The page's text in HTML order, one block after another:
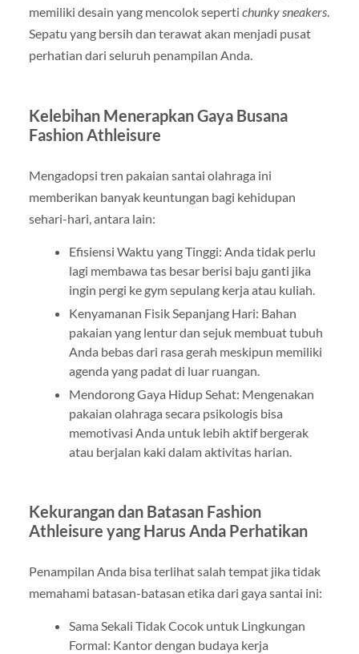
memiliki desain yang mencolok seperti chunky sneakers.
Sepatu yang bersih dan terawat akan menjadi pusat
perhatian dari seluruh penampilan Anda.
Kelebihan Menerapkan Gaya Busana
Fashion Athleisure
Mengadopsi tren pakaian santai olahraga ini
memberikan banyak keuntungan bagi kehidupan
sehari-hari, antara lain:
Efisiensi Waktu yang Tinggi: Anda tidak perlu
lagi membawa tas besar berisi baju ganti jika
ingin pergi ke gym sepulang kerja atau kuliah.
Kenyamanan Fisik Sepanjang Hari: Bahan
pakaian yang lentur dan sejuk membuat tubuh
Anda bebas dari rasa gerah meskipun memiliki
agenda yang padat di luar ruangan.
Mendorong Gaya Hidup Sehat: Mengenakan
pakaian olahraga secara psikologis bisa
memotivasi Anda untuk lebih aktif bergerak
atau berjalan kaki dalam aktivitas harian.
Kekurangan dan Batasan Fashion
Athleisure yang Harus Anda Perhatikan
Penampilan Anda bisa terlihat salah tempat jika tidak
memahami batasan-batasan etika dari gaya santai ini:
Sama Sekali Tidak Cocok untuk Lingkungan
Formal: Kantor dengan budaya kerja